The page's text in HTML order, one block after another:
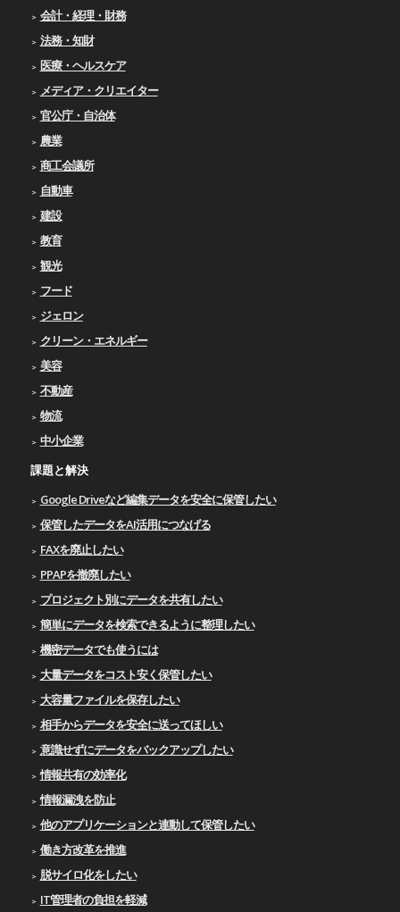
会計・経理・財務
法務・知財
医療・ヘルスケア
メディア・クリエイター
官公庁・自治体
農業
商工会議所
自動車
建設
教育
観光
フード
ジェロン
クリーン・エネルギー
美容
不動産
物流
中小企業
課題と解決
Google Driveなど編集データを安全に保管したい
保管したデータをAI活用につなげる
FAXを廃止したい
PPAPを撤廃したい
プロジェクト別にデータを共有したい
簡単にデータを検索できるように整理したい
機密データでも使うには
大量データをコスト安く保管したい
大容量ファイルを保存したい
相手からデータを安全に送ってほしい
意識せずにデータをバックアップしたい
情報共有の効率化
情報漏洩を防止
他のアプリケーションと連動して保管したい
働き方改革を推進
脱サイロ化をしたい
IT管理者の負担を軽減